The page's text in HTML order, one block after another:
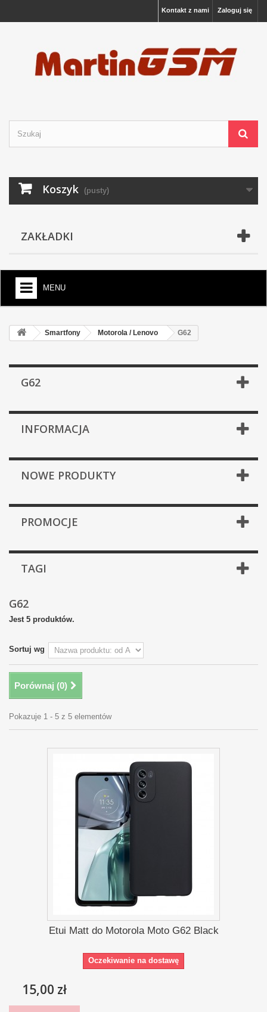
Zaloguj się
Kontakt z nami
Koszyk (pusty)
ZAKŁADKI
MENU
Smartfony Motorola / Lenovo G62
G62
INFORMACJA
NOWE PRODUKTY
PROMOCJE
TAGI
G62
Jest 5 produktów.
Sortuj wg
Porównaj (0)
Pokazuje 1 - 5 z 5 elementów
Etui Matt do Motorola Moto G62 Black
Oczekiwanie na dostawę
15,00 zł